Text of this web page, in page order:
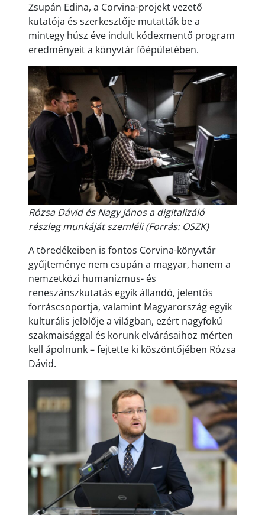
Zsupán Edina, a Corvina-projekt vezető
kutatója és szerkesztője mutatták be a
mintegy húsz éve indult kódexmentő program
eredményeit a könyvtár főépületében.
Rózsa Dávid és Nagy János a digitalizáló
részleg munkáját szemléli (Forrás: OSZK)
A töredékeiben is fontos Corvina-könyvtár
gyűjteménye nem csupán a magyar, hanem a
nemzetközi humanizmus- és
reneszánszkutatás egyik állandó, jelentős
forráscsoportja, valamint Magyarország egyik
kulturális jelölője a világban, ezért nagyfokú
szakmaisággal és korunk elvárásaihoz mérten
kell ápolnunk – fejtette ki köszöntőjében Rózsa
Dávid.